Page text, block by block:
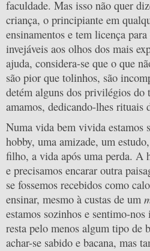
faculdade. Mas isso não quer
criança, o principiante em
ensinamentos e tem licença
invejáveis aos olhos dos mais
ajuda, considera-se que o que
são pior que tolinhos, são
detém alguns dos privilégios do
amamos, dedicando-lhes rituais
Numa vida bem vivida estamos
hobby, uma amizade, um
filho, a vida após uma perda. A
e precisamos encarar outra
se fossemos recebidos como
ensinar, mesmo à custas de um
estamos sozinhos e sentimo-
resta pelo menos algum tipo de
achar-se sabido e bacana, mas